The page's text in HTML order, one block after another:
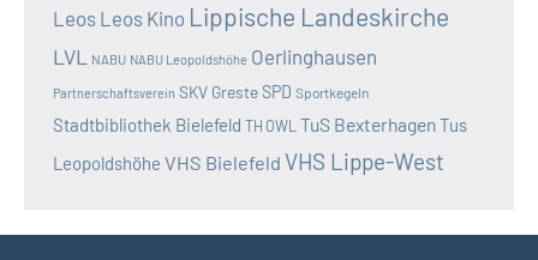
Leos Leos Kino Lippische Landeskirche
LVL NABU NABU Leopoldshöhe Oerlinghausen
Partnerschaftsverein SKV GresteSPD Sportkegeln
Stadtbibliothek Bielefeld TH OWL TuS BexterhagenTus
Leopoldshöhe VHS Bielefeld VHS Lippe-West